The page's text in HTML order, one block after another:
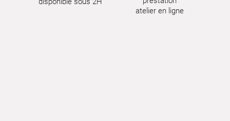
atelier en ligne